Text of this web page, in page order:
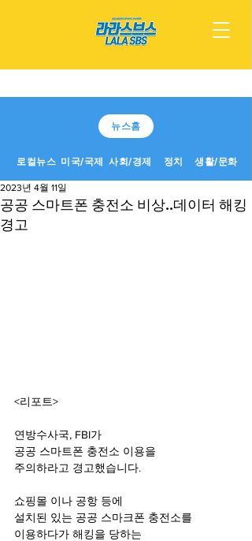
뉴스홈
로컬뉴스 미국/국제 사회/경제 정치 생활/문화
공공 스마트폰 충전소 비상..데이터 해킹
경고
2023년 4월 11일
<리포트>
연방수사국, FBI가
공공 스마트폰 충전소 이용을
주의하라고 경고했습니다.
쇼핑몰 이나 공항 등에
설치된 있는 공공 스마크폰 충전소를
이용하다가 해킹을 당하는